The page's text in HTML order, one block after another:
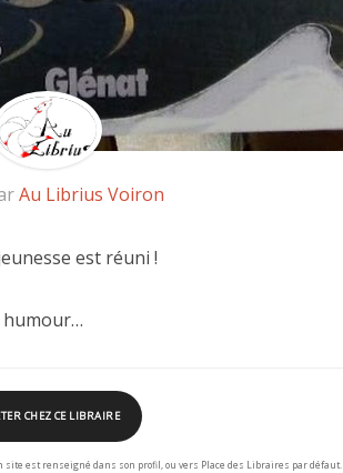
Au Librius Voiron
est réuni !
humour…
CHEZ CE LIBRAIRE
est renseigné dans son profil, ou vers Place des Libraires par défaut.